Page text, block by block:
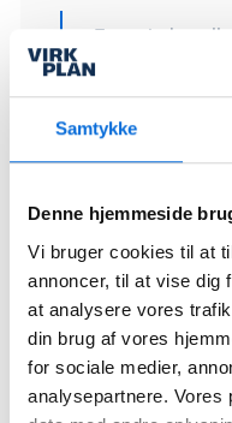
Samtykke
Denne hjemmeside
Vi bruger cookies til at
annoncer, til at vise dig
at analysere vores
din brug af vores
for sociale medier,
analysepartnere. Vores
- For mig
regionen med at
det nemmere
Behovet for
systemet bliver
at bruge som
personalet på
lettelse i
system, slutter